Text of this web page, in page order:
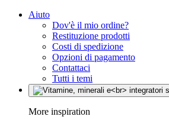
Aiuto
Dov'è il mio ordine?
Restituzione prodotti
Costi di spedizione
Opzioni di pagamento
Contattaci
Tutti i temi
More inspiration